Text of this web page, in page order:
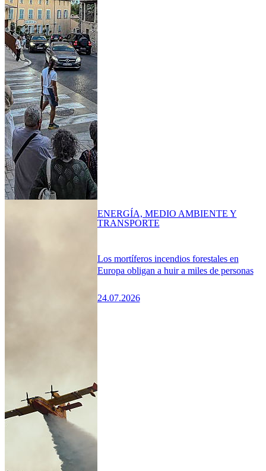
Los mortíferos incendios forestales en
Europa obligan a huir a miles de personas
24.07.2026
ENERGÍA, MEDIO AMBIENTE Y
TRANSPORTE